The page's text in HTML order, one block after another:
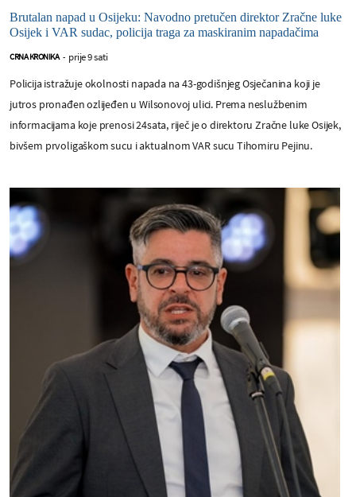
Brutalan napad u Osijeku: Navodno pretučen direktor Zračne luke
Osijek i VAR sudac, policija traga za maskiranim napadačima
CRNA KRONIKA - prije 9 sati
Policija istražuje okolnosti napada na 43-godišnjeg Osječanina koji je
jutros pronađen ozlijeđen u Wilsonovoj ulici. Prema neslužbenim
informacijama koje prenosi 24sata, riječ je o direktoru Zračne luke Osijek,
bivšem prvoligaškom sucu i aktualnom VAR sucu Tihomiru Pejinu.